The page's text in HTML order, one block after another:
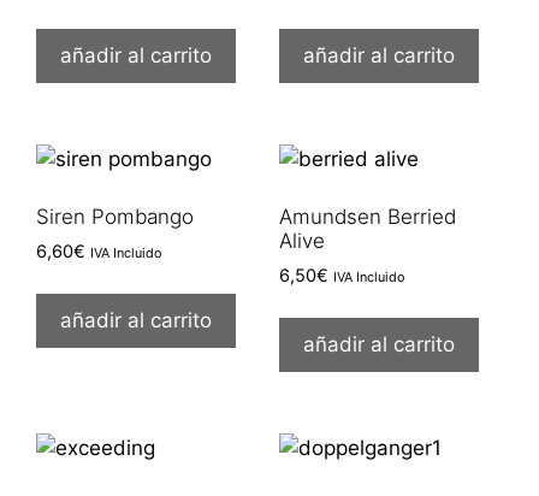
añadir al carrito añadir al carrito
Siren Pombango
6,60€ IVA Incluido
añadir al carrito
Amundsen Berried
Alive
6,50€ IVA Incluido
añadir al carrito